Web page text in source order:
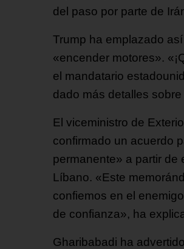
del paso por parte de
Trump ha emplazado
«encender motores».
el mandatario
dado más detalles
El viceministro de
confirmado un acuerdo
permanente» a partir de
Líbano. «Este
confiemos en el
de confianza», ha
Gharibabadi ha